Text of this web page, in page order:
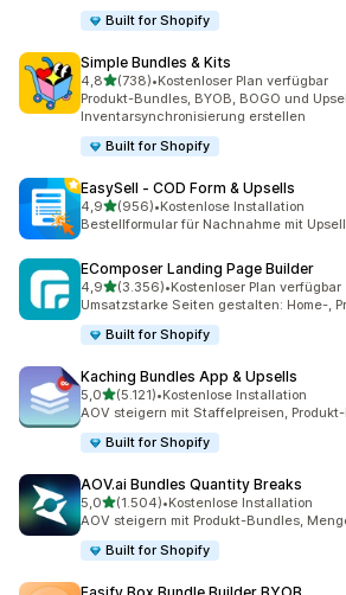
Built for Shopify
Simple Bundles & Kits
4,8von 5 Sternen
(738)
738 Rezensionen insgesamt
•Kostenloser Plan verfügbar
Produkt-Bundles, BYOB, BOGO und
Inventarsynchronisierung erstellen
Built for Shopify
EasySell ‑ COD Form & Upsells
4,9von 5 Sternen
(956)
956 Rezensionen insgesamt
•Kostenlose Installation
Bestellformular für Nachnahme mit
EComposer Landing Page Builder
4,9von 5 Sternen
(3.356)
3356 Rezensionen insgesamt
•Kostenloser Plan verfügbar
Umsatzstarke Seiten gestalten: Home-,
Built for Shopify
Kaching Bundles App & Upsells
5,0von 5 Sternen
(5.121)
5121 Rezensionen insgesamt
•Kostenlose Installation
AOV steigern mit Staffelpreisen,
Built for Shopify
AOV.ai Bundles Quantity Breaks
5,0von 5 Sternen
(1.504)
1504 Rezensionen insgesamt
•Kostenlose Installation
AOV steigern mit Produkt-Bundles,
Built for Shopify